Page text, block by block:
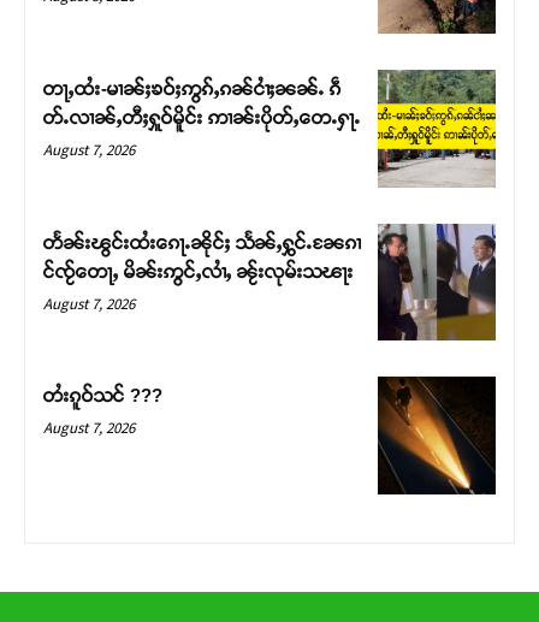
တႃႇႁႂ်ႈသဵင်ၵၢင်ၸႂ်ၵူၼ်းမိူင်း ၵူႈတီႈၵူႈလႅၼ်ပေႃးတေၸွ
တ်ႇ တူဝ်ႈလုမ်ႈၾႃႉၼၼ်ႉ ၶဝ်ႈႁူမ်ႈၵမ်ႉထႅမ် ၸုမ်းၶၢ
ဝ်ႇၽူႈတွႆႇႁွၵ်ႈ လႆႈယူႇၶႃႈဢေႃႈ။
တႃႇထႆး-မၢၼ်ႈၶဝ်ႈဢွၵ်ႇၵၼ်ငၢႆႈၼၼ်ႉ ၵဵ
တ်ႉလၢၼ်ႇတီႈႁူဝ်မိူင်း ဢၢၼ်းပိုတ်ႇတေႉႁႃႉ
August 7, 2026
တႅၼ်းၽွင်းထႆးၵေႃႉၼိုင်ႈ သႅၼ်ႇႁွင်ႉၼႄၵၢ
င်ၸႂ်တေႃႇ မိၼ်းဢွင်ႇလၢႆႇ ၼႂ်းလုမ်းသၽႃး
August 7, 2026
တႆးၵူဝ်သင် ???
August 7, 2026